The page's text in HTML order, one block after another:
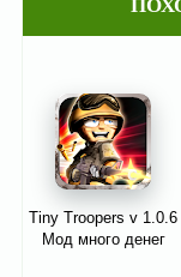
Tiny Troopers v 1.0.6
Мод много денег